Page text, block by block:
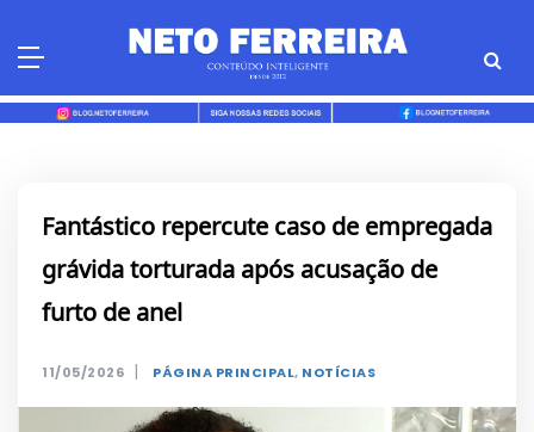
Fantástico repercute caso de empregada
grávida torturada após acusação de
furto de anel
11/05/2026 | PÁGINA PRINCIPAL, NOTÍCIAS